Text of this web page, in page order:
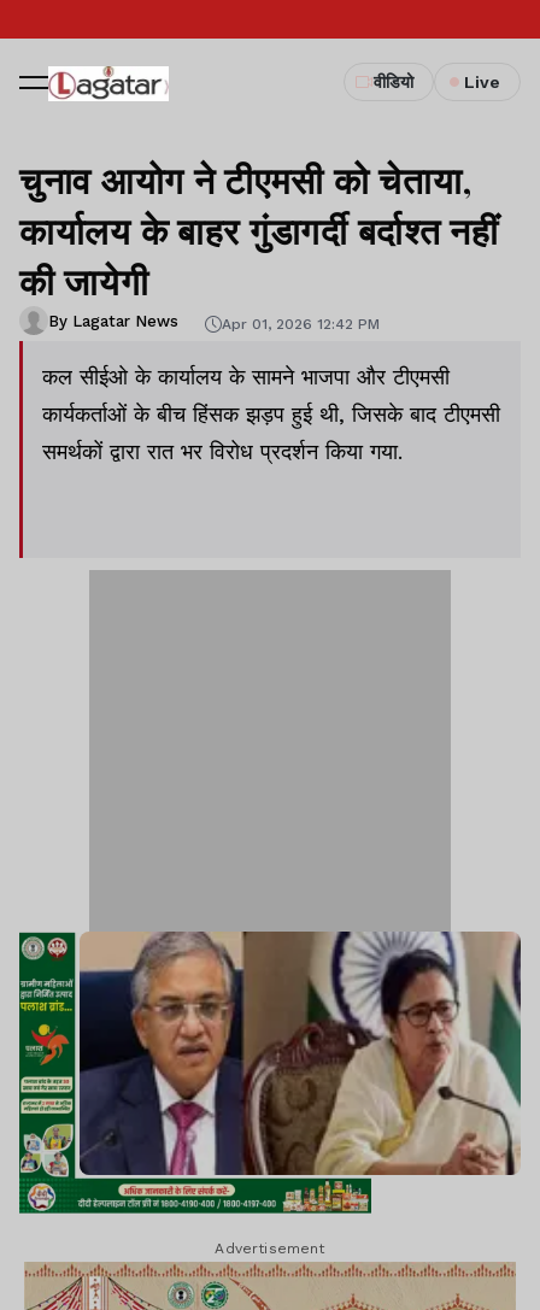
वीडियो Live
चुनाव आयोग ने टीएमसी को चेताया,
कार्यालय के बाहर गुंडागर्दी बर्दाश्त नहीं
की जायेगी
By Lagatar News Apr 01, 2026 12:42 PM
कल सीईओ के कार्यालय के सामने भाजपा और टीएमसी
कार्यकर्ताओं के बीच हिंसक झड़प हुई थी, जिसके बाद टीएमसी
समर्थकों द्वारा रात भर विरोध प्रदर्शन किया गया.
Advertisement